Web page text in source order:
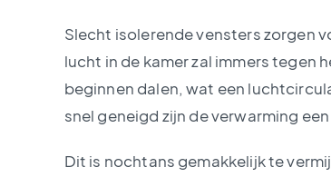
Slecht isolerende vensters zorgen
lucht in de kamer zal immers tegen
beginnen dalen, wat een
snel geneigd zijn de verwarming
Dit is nochtans gemakkelijk te